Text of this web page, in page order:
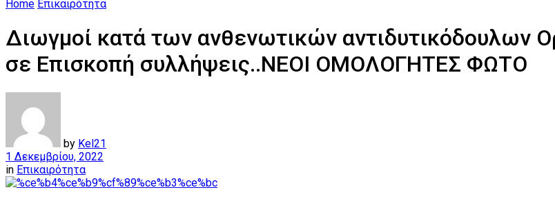
Home Επικαιρότητα
Διωγμοί κατά των ανθενωτικών αντιδυτικόδουλων
σε Επισκοπή συλλήψεις..ΝΕΟΙ ΟΜΟΛΟΓΗΤΕΣ ΦΩΤΟ
by Kel21
1 Δεκεμβρίου, 2022
in Επικαιρότητα